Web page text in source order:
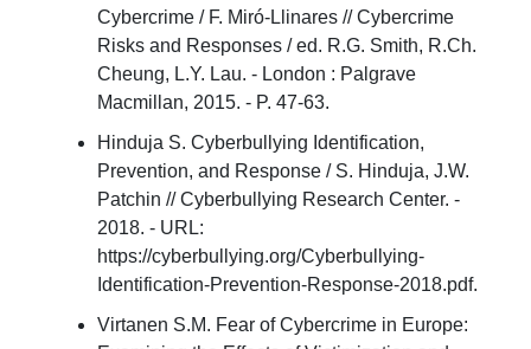
Cybercrime / F. Miró-Llinares // Cybercrime
Risks and Responses / ed. R.G. Smith, R.Ch.
Cheung, L.Y. Lau. - London : Palgrave
Macmillan, 2015. - P. 47-63.
Hinduja S. Cyberbullying Identification,
Prevention, and Response / S. Hinduja, J.W.
Patchin // Cyberbullying Research Center. -
2018. - URL:
https://cyberbullying.org/Cyberbullying-
Identification-Prevention-Response-2018.pdf.
Virtanen S.M. Fear of Cybercrime in Europe: